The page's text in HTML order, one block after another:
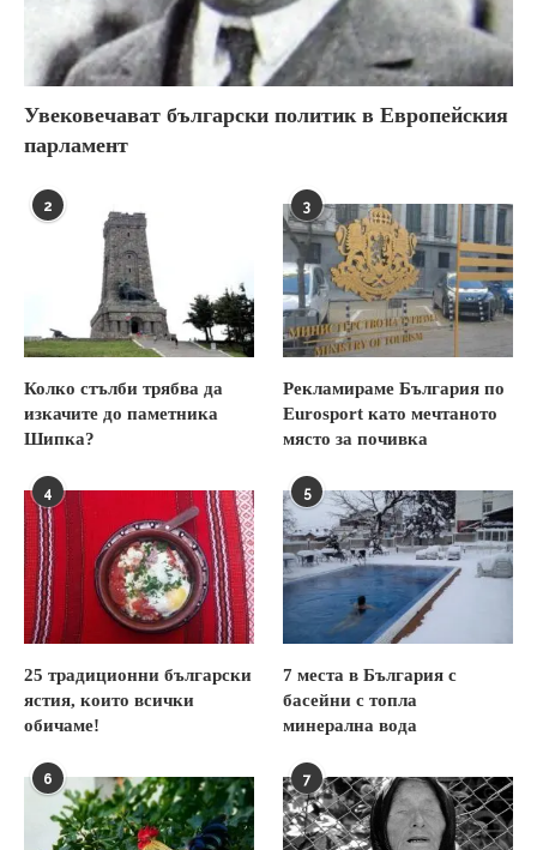
Увековечават български политик в Европейския
парламент
2
Колко стълби трябва да
изкачите до паметника
Шипка?
3
Рекламираме България по
Eurosport като мечтаното
място за почивка
4
25 традиционни български
ястия, които всички
обичаме!
5
7 места в България с
басейни с топла
минерална вода
6 7